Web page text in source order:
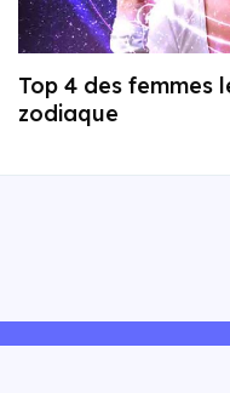
Top 4 des femmes
zodiaque